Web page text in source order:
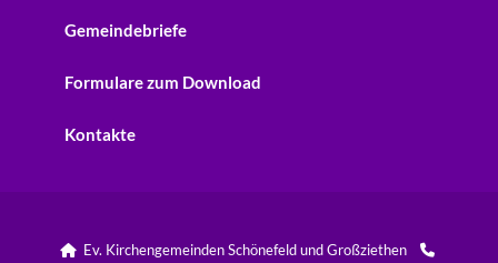
Gemeindebriefe
Formulare zum Download
Kontakte
 Ev. Kirchengemeinden Schönefeld und Großziethen 